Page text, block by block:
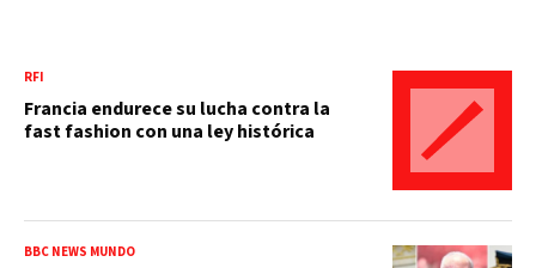
RFI
Francia endurece su lucha contra la
fast fashion con una ley histórica
BBC NEWS MUNDO